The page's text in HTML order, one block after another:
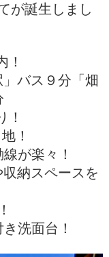
が誕生しまし
！
バス９分「畑
！
！
が楽々！
納スペースを
洗面台！